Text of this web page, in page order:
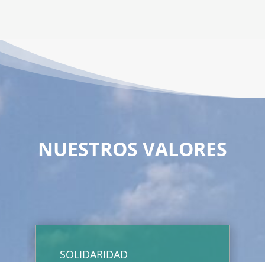
NUESTROS VALORES
SOLIDARIDAD